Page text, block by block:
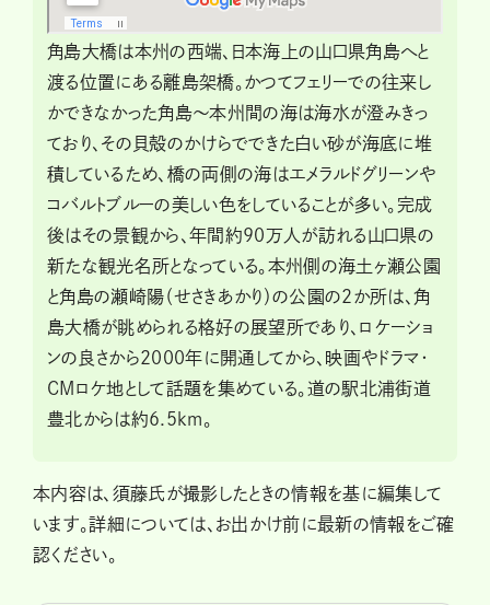
角島大橋は本州の西端、日本海上の山口県角島へと
渡る位置にある離島架橋。かつてフェリーでの往来し
かできなかった角島～本州間の海は海水が澄みきっ
ており、その貝殻のかけらでできた白い砂が海底に堆
積しているため、橋の両側の海はエメラルドグリーンや
コバルトブルーの美しい色をしていることが多い。完成
後はその景観から、年間約90万人が訪れる山口県の
新たな観光名所となっている。本州側の海土ヶ瀬公園
と角島の瀬崎陽（せさきあかり）の公園の2か所は、角
島大橋が眺められる格好の展望所であり、ロケーショ
ンの良さから2000年に開通してから、映画やドラマ・
CMロケ地として話題を集めている。道の駅北浦街道
豊北からは約6.5km。
本内容は、須藤氏が撮影したときの情報を基に編集して
います。詳細については、お出かけ前に最新の情報をご確
認ください。